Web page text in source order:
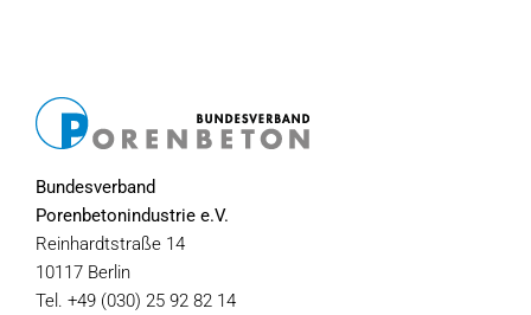
Bundesverband
Porenbetonindustrie e.V.
Reinhardtstraße 14
10117 Berlin
Tel. +49 (030) 25 92 82 14